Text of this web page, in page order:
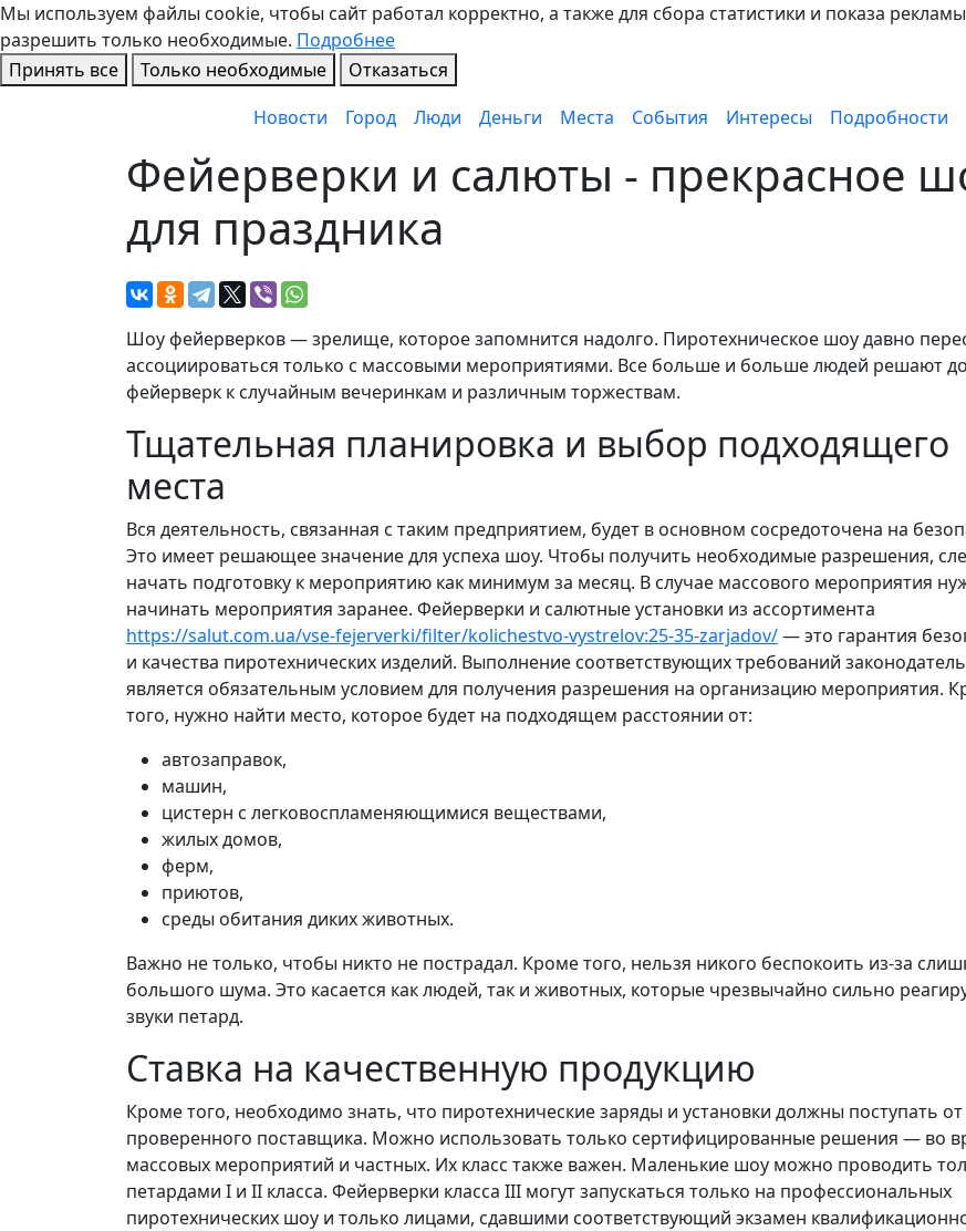
Мы используем файлы cookie, чтобы сайт работал корректно, а также для сбора статистики и показа
разрешить только необходимые. Подробнее
Принять все
Только необходимые
Отказаться
Новости
Город Люди Деньги Места События Интересы Подробности
Фейерверки и салюты - прекрасное
для праздника
Шоу фейерверков — зрелище, которое запомнится надолго. Пиротехническое шоу давно
ассоциироваться только с массовыми мероприятиями. Все больше и больше людей решают
фейерверк к случайным вечеринкам и различным торжествам.
Тщательная планировка и выбор подходящего
места
Вся деятельность, связанная с таким предприятием, будет в основном сосредоточена на
Это имеет решающее значение для успеха шоу. Чтобы получить необходимые разрешения,
начать подготовку к мероприятию как минимум за месяц. В случае массового мероприятия
начинать мероприятия заранее. Фейерверки и салютные установки из ассортимента
https://salut.com.ua/vse-fejerverki/filter/kolichestvo-vystrelov:25-35-zarjadov/— это гарантия
и качества пиротехнических изделий. Выполнение соответствующих требований
является обязательным условием для получения разрешения на организацию мероприятия.
того, нужно найти место, которое будет на подходящем расстоянии от:
автозаправок,
машин,
цистерн с легковоспламеняющимися веществами,
жилых домов,
ферм,
приютов,
среды обитания диких животных.
Важно не только, чтобы никто не пострадал. Кроме того, нельзя никого беспокоить из-за
большого шума. Это касается как людей, так и животных, которые чрезвычайно сильно
звуки петард.
Ставка на качественную продукцию
Кроме того, необходимо знать, что пиротехнические заряды и установки должны поступать от
проверенного поставщика. Можно использовать только сертифицированные решения — во
массовых мероприятий и частных. Их класс также важен. Маленькие шоу можно проводить
петардами I и II класса. Фейерверки класса III могут запускаться только на профессиональных
пиротехнических шоу и только лицами, сдавшими соответствующий экзамен